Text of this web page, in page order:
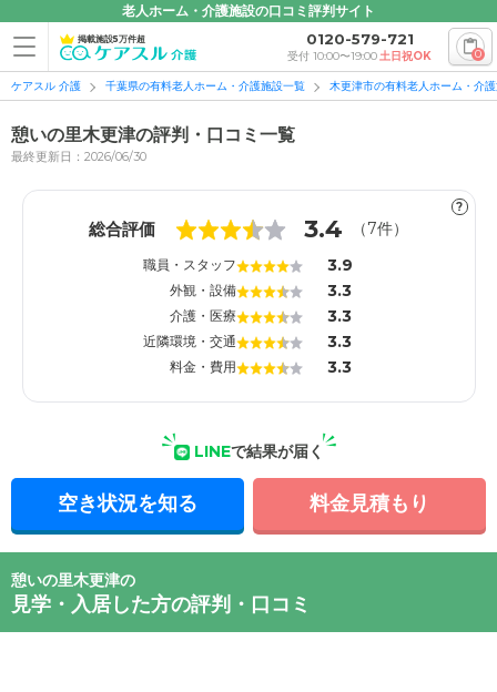
老人ホーム・介護施設の口コミ評判サイト
掲載施設5万件超 0120-579-721
受付 10:00〜19:00土日祝OK 0
ケアスル 介護 千葉県の有料老人ホーム・介護施設一覧 木更津市の有料老人ホーム・介
憩いの里木更津の評判・口コミ一覧
最終更新日：2026/06/30
?
総合評価 3.4 （7件）
職員・スタッフ 3.9
外観・設備 3.3
介護・医療 3.3
近隣環境・交通 3.3
料金・費用 3.3
LINEで結果が届く
空き状況を知る 料金見積もり
憩いの里木更津の
見学・入居した方の評判・口コミ